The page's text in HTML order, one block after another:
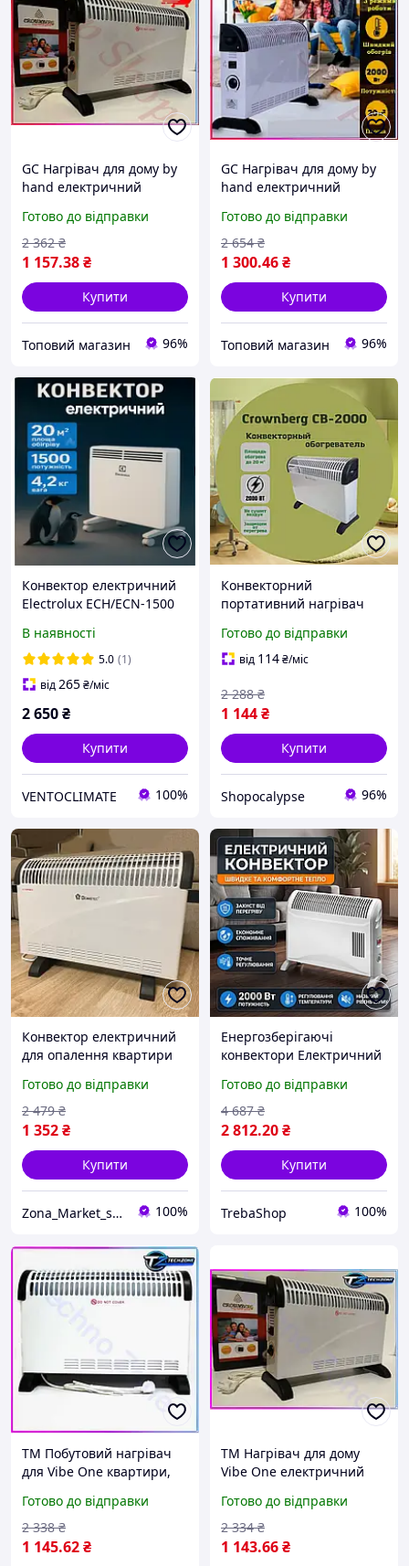
GC Нагрівач для дому by
hand електричний
електроконвектори
опалення 2000 Вт,
електро нагрів Tro1\09
Готово до відправки
1 157.38₴
2 362 ₴
Купити
Топовий магазин 96%
GC Нагрівач для дому by
hand електричний
електроконвектори
опалення 2000 Вт,
електро нагрів Tro1\09
Готово до відправки
1 300.46₴
2 654 ₴
Купити
Топовий магазин 96%
Конвектор електричний
Electrolux ECH/ECN-1500
Конвектори опалення
Настінні конвектори
Конвектор економний
В наявності
5.0 (1)
від265₴/міс
2 650₴
Купити
VENTOCLIMATE 100%
Конвекторний
портативний нагрівач
теплові нагрівачі
конвектори для опалення
Готово до відправки
від 114₴/міс
1 144₴
2 288 ₴
Купити
Shopocalypse 96%
Конвектор електричний
для опалення квартири
обігрівач для квартири
FZ-89
Готово до відправки
1 352₴
2 479 ₴
Купити
Zona_Market_shop 100%
Енергозберігаючі
конвектори Електричний
будинку Конвектор
електричний підлоговий
2000 Вт
Готово до відправки
2 812.20₴
4 687 ₴
Купити
TrebaShop 100%
TM Побутовий нагрівач
для Vibe One квартири,
конвектори опалення,
нагрівачі конвект Version
Готово до відправки
1 145.62₴
2 338 ₴
TM Нагрівач для дому
Vibe One електричний
електроконвектори
опалення 2000 Вт,
електро нагрі Version
Готово до відправки
1 143.66₴
2 334 ₴